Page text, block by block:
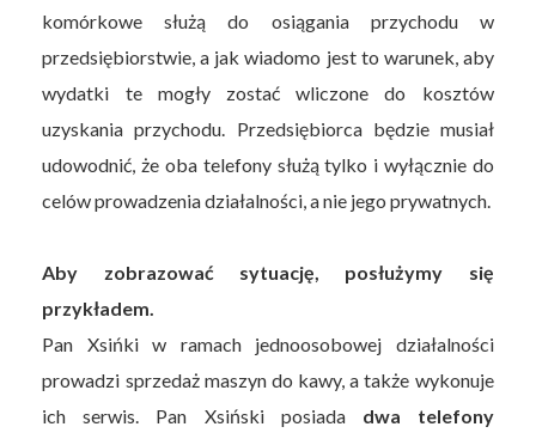
komórkowe służą do osiągania przychodu w
przedsiębiorstwie, a jak wiadomo jest to warunek, aby
wydatki te mogły zostać wliczone do kosztów
uzyskania przychodu. Przedsiębiorca będzie musiał
udowodnić, że oba telefony służą tylko i wyłącznie do
celów prowadzenia działalności, a nie jego prywatnych.
Aby zobrazować sytuację, posłużymy się
przykładem.
Pan Xsińki w ramach jednoosobowej działalności
prowadzi sprzedaż maszyn do kawy, a także wykonuje
ich serwis. Pan Xsiński posiada dwa telefony